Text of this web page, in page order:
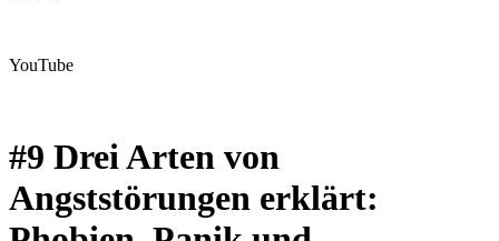
YouTube
#9 Drei Arten von
Angststörungen erklärt: